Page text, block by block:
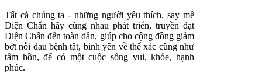
Tất cả chúng ta - những người yêu thích, say mê
Diện Chẩn hãy cùng nhau phát triển, truyền đạt
Diện Chẩn đến toàn dân, giúp cho cộng đồng giảm
bớt nỗi đau bệnh tật, bình yên về thể xác cũng như
tâm hồn, để có một cuộc sống vui, khỏe, hạnh
phúc.